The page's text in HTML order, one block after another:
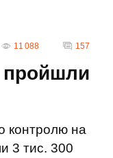
11 088 157
пройшли
контролю на
3 тис. 300